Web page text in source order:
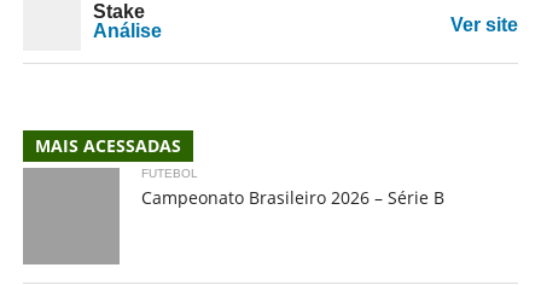
Stake
Análise
Ver site
MAIS ACESSADAS
FUTEBOL
Campeonato Brasileiro 2026 – Série B